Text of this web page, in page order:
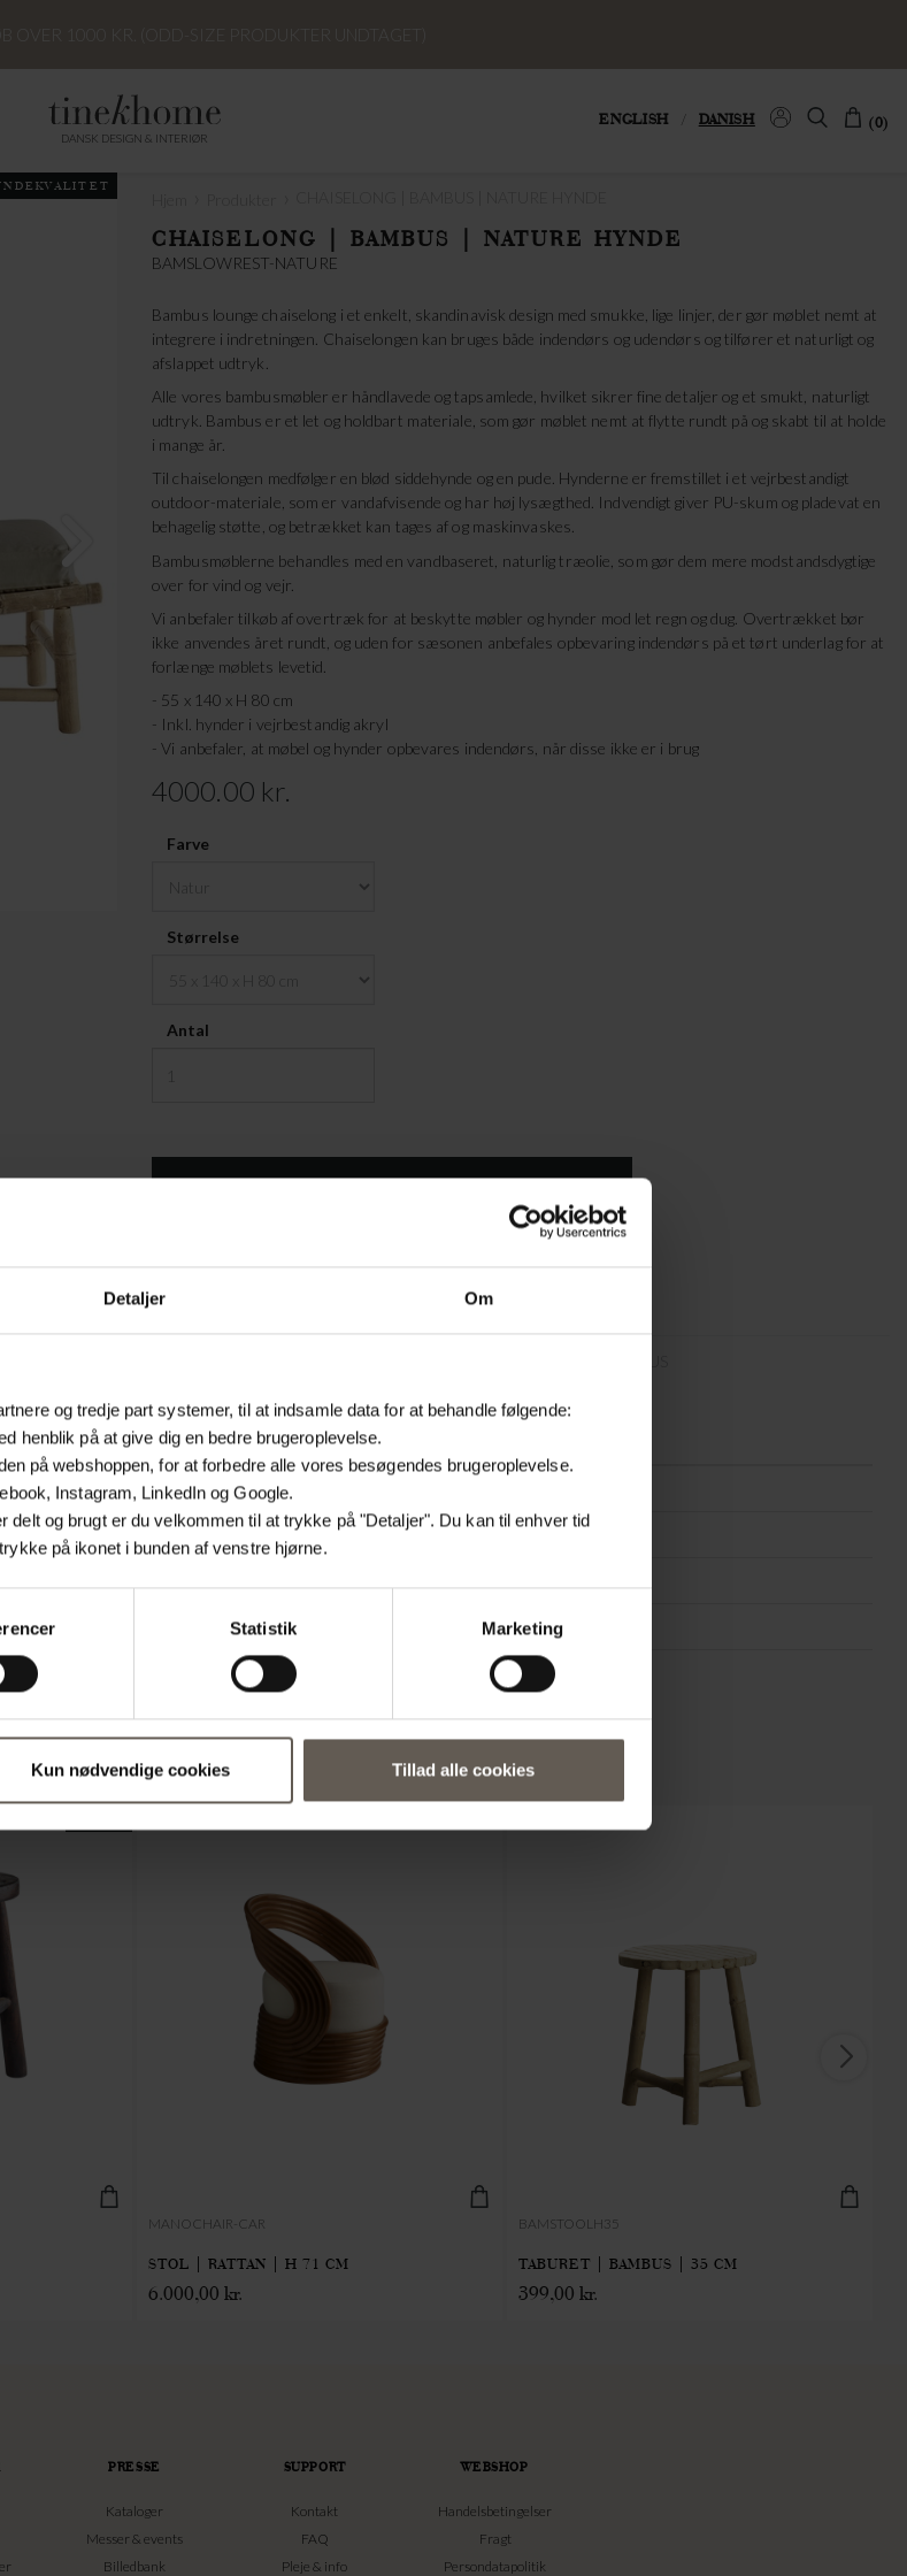
Detaljer Om
og tredje part systemer, til at indsamle data for at behandle følgende:
henblik på at give dig en bedre brugeroplevelse.
på webshoppen, for at forbedre alle vores besøgendes brugeroplevelse.
Instagram, LinkedIn og Google.
og brugt er du velkommen til at trykke på "Detaljer". Du kan til enhver tid
på ikonet i bunden af venstre hjørne.
Statistik Marketing
Kun nødvendige cookies Tillad alle cookies
DANSK DESIGN & INTERIØR
(0)
ENGLISH DANISH
CHAISELONG | BAMBUS | NATURE HYNDE
BAMSLOWREST-NATURE
Bambus lounge chaiselong i et enkelt, skandinavisk design med smukke, lige linjer, der gør møblet nemt at
integrere i indretningen. Chaiselongen kan bruges både indendørs og udendørs og tilfører et naturligt og
afslappet udtryk.
Alle vores bambusmøbler er håndlavede og tapsamlede, hvilket sikrer fine detaljer og et smukt, naturligt
udtryk. Bambus er et let og holdbart materiale, som gør møblet nemt at flytte rundt på og skabt til at holde
i mange år.
Til chaiselongen medfølger en blød siddehynde og en pude. Hynderne er fremstillet i et vejrbestandigt
outdoor-materiale, som er vandafvisende og har høj lysægthed. Indvendigt giver PU-skum og pladevat en
behagelig støtte, og betrækket kan tages af og maskinvaskes.
Bambusmøblerne behandles med en vandbaseret, naturlig træolie, som gør dem mere modstandsdygtige
over for vind og vejr.
Vi anbefaler tilkøb af overtræk for at beskytte møbler og hynder mod let regn og dug. Overtrækket bør
ikke anvendes året rundt, og uden for sæsonen anbefales opbevaring indendørs på et tørt underlag for at
forlænge møblets levetid.
- 55 x 140 x H 80 cm
- Inkl. hynder i vejrbestandig akryl
- Vi anbefaler, at møbel og hynder opbevares indendørs, når disse ikke er i brug
4000.00 kr.
Farve
Størrelse
Antal
På lager
Produktspecifikationer
SKU
Størrelse 55 x 140 x H 80 cm
MANOCHAIR-CAR
STOL | RATTAN | H 71 CM
6.000,00 kr.
BAMSTOOLH35
TABURET | BAMBUS | 35 CM
399,00 kr.
PRESSE
Kataloger
Messer & events
Billedbank
SUPPORT
Kontakt
FAQ
Pleje & info
WEBSHOP
Handelsbetingelser
Fragt
Persondatapolitik